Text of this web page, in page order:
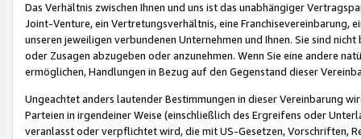
Das Verhältnis zwischen Ihnen und uns ist das unabhängiger
Joint-Venture, ein Vertretungsverhältnis, eine Franchisevereinbarung,
unseren jeweiligen verbundenen Unternehmen und Ihnen. Sie sind
oder Zusagen abzugeben oder anzunehmen. Wenn Sie eine andere
ermöglichen, Handlungen in Bezug auf den Gegenstand dieser
Ungeachtet anders lautender Bestimmungen in dieser Vereinbarung
Parteien in irgendeiner Weise (einschließlich des Ergreifens oder
veranlasst oder verpflichtet wird, die mit US-Gesetzen, Vorschriften,